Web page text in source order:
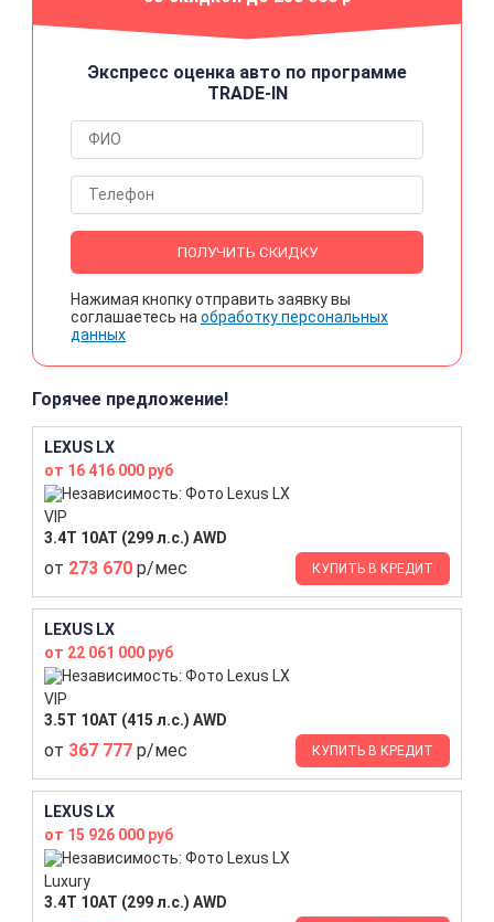
Экспресс оценка авто по программе
TRADE-IN
ПОЛУЧИТЬ СКИДКУ
Нажимая кнопку отправить заявку вы
соглашаетесь на обработку персональных
данных
Горячее предложение!
LEXUS LX
от 16 416 000 руб
VIP
3.4T 10AT (299 л.с.) AWD
от 273 670 р/мес КУПИТЬ В КРЕДИТ
LEXUS LX
от 22 061 000 руб
VIP
3.5T 10AT (415 л.с.) AWD
от 367 777 р/мес КУПИТЬ В КРЕДИТ
LEXUS LX
от 15 926 000 руб
Luxury
3.4T 10AT (299 л.с.) AWD